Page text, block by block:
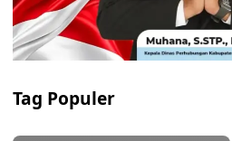
Tag Populer